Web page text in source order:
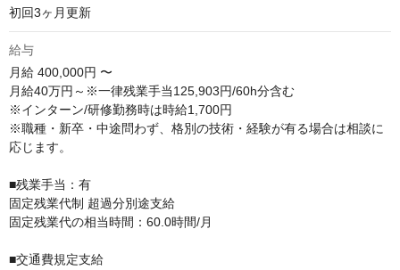
初回3ヶ月更新
給与
月給 400,000円 〜
月給40万円～※一律残業手当125,903円/60h分含む
※インターン/研修勤務時は時給1,700円
※職種・新卒・中途問わず、格別の技術・経験が有る場合は相談に
応じます。
■残業⼿当：有
固定残業代制 超過分別途⽀給
固定残業代の相当時間：60.0時間/⽉
■交通費規定支給